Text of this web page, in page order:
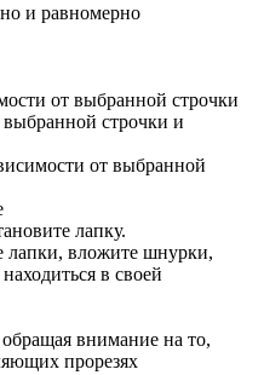
и равномерно
от выбранной строчки
строчки и
от выбранной
лапку.
лапки, вложите шнурки,
в своей
внимание на то,
прорезях